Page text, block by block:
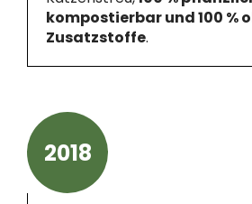
kompostierbar und 100 %
Zusatzstoffe.
2018